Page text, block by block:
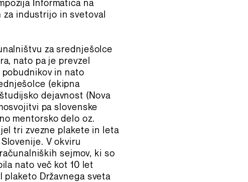
Informatica na
industrijo in svetoval
za srednješolce
nato pa je prevzel
in nato
(ekipna
dejavnost (Nova
pa slovenske
mentorsko delo oz.
tri zvezne plakete in leta
V okviru
sejmov, ki so
nato več kot 10 let
Državnega sveta